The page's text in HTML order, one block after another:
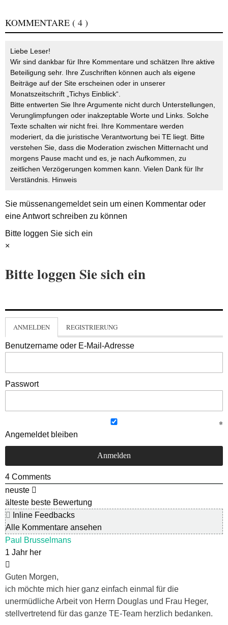
KOMMENTARE ( 4 )
Liebe Leser!
Wir sind dankbar für Ihre Kommentare und schätzen Ihre aktive
Beteiligung sehr. Ihre Zuschriften können auch als eigene
Beiträge auf der Site erscheinen oder in unserer
Monatszeitschrift „Tichys Einblick“.
Bitte entwerten Sie Ihre Argumente nicht durch Unterstellungen,
Verunglimpfungen oder inakzeptable Worte und Links. Solche
Texte schalten wir nicht frei. Ihre Kommentare werden
moderiert, da die juristische Verantwortung bei TE liegt. Bitte
verstehen Sie, dass die Moderation zwischen Mitternacht und
morgens Pause macht und es, je nach Aufkommen, zu
zeitlichen Verzögerungen kommen kann. Vielen Dank für Ihr
Verständnis. Hinweis
Sie müssenangemeldetsein um einen Kommentar oder
eine Antwort schreiben zu können
Bitte loggen Sie sich ein
×
Bitte loggen Sie sich ein
ANMELDEN REGISTRIERUNG
Benutzername oder E-Mail-Adresse
Passwort
Angemeldet bleiben
4 Comments
neuste
älteste beste Bewertung
Inline Feedbacks
Alle Kommentare ansehen
Paul Brusselmans
1 Jahr her
Guten Morgen,
ich möchte mich hier ganz einfach einmal für die
unermüdliche Arbeit von Herrn Douglas und Frau Heger,
stellvertretend für das ganze TE-Team herzlich bedanken.